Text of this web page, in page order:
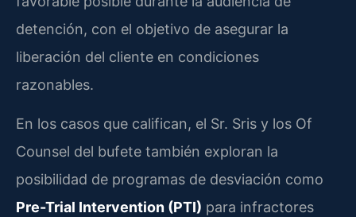
detención, con el objetivo de asegurar la
liberación del cliente en condiciones
razonables.
En los casos que califican, el Sr. Sris y los Of
Counsel del bufete también exploran la
posibilidad de programas de desviación como
Pre-Trial Intervention (PTI) para infractores